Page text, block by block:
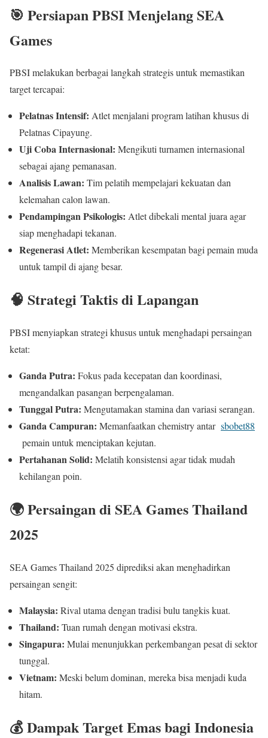
🎯 Persiapan PBSI Menjelang SEA
Games
PBSI melakukan berbagai langkah strategis untuk memastikan
target tercapai:
Pelatnas Intensif: Atlet menjalani program latihan khusus di
Pelatnas Cipayung.
Uji Coba Internasional: Mengikuti turnamen internasional
sebagai ajang pemanasan.
Analisis Lawan: Tim pelatih mempelajari kekuatan dan
kelemahan calon lawan.
Pendampingan Psikologis: Atlet dibekali mental juara agar
siap menghadapi tekanan.
Regenerasi Atlet: Memberikan kesempatan bagi pemain muda
untuk tampil di ajang besar.
🧠 Strategi Taktis di Lapangan
PBSI menyiapkan strategi khusus untuk menghadapi persaingan
ketat:
Ganda Putra: Fokus pada kecepatan dan koordinasi,
mengandalkan pasangan berpengalaman.
Tunggal Putra: Mengutamakan stamina dan variasi serangan.
Ganda Campuran: Memanfaatkan chemistry antar sbobet88
pemain untuk menciptakan kejutan.
Pertahanan Solid: Melatih konsistensi agar tidak mudah
kehilangan poin.
🌍 Persaingan di SEA Games Thailand
2025
SEA Games Thailand 2025 diprediksi akan menghadirkan
persaingan sengit:
Malaysia: Rival utama dengan tradisi bulu tangkis kuat.
Thailand: Tuan rumah dengan motivasi ekstra.
Singapura: Mulai menunjukkan perkembangan pesat di sektor
tunggal.
Vietnam: Meski belum dominan, mereka bisa menjadi kuda
hitam.
💰 Dampak Target Emas bagi Indonesia